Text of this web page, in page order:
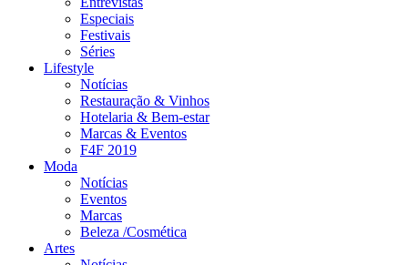
Especiais
Festivais
Séries
Lifestyle
Notícias
Restauração & Vinhos
Hotelaria & Bem-estar
Marcas & Eventos
F4F 2019
Moda
Notícias
Eventos
Marcas
Beleza /Cosmética
Artes